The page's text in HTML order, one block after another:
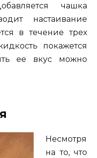
чашка
настаивание
в течение трех
покажется
ее вкус можно
Несмотря
на то, что